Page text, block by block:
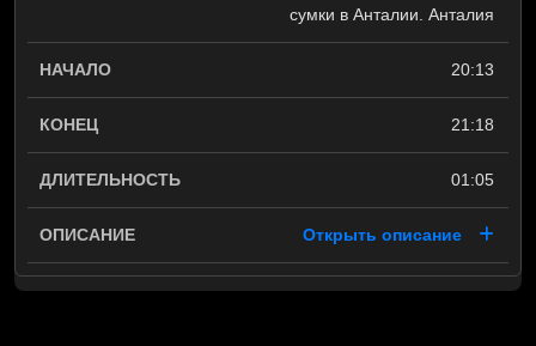
сумки в Анталии. Анталия
20:13
21:18
01:05
Открыть описание